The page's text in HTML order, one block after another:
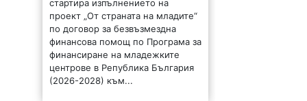
стартира изпълнението на
проект „От страната на младите“
по договор за безвъзмездна
финансова помощ по Програма за
финансиране на младежките
центрове в Република България
(2026-2028) към...